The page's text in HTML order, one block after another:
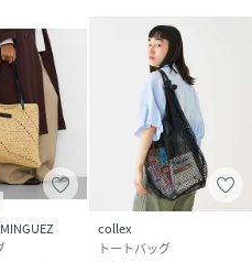
collex
トートバッグ